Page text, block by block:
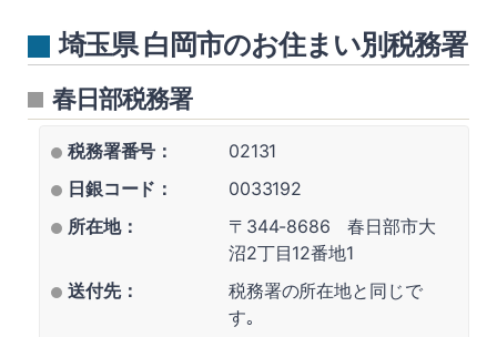
埼玉県 白岡市のお住まい別税務署
春日部税務署
税務署番号：
02131
日銀コード：
0033192
所在地：
〒344-8686 春日部市大
沼2丁目12番地1
送付先：
税務署の所在地と同じで
す｡